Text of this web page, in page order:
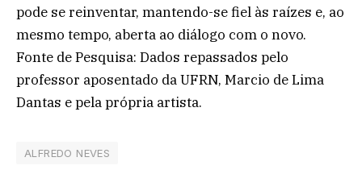
pode se reinventar, mantendo-se fiel às raízes e, ao
mesmo tempo, aberta ao diálogo com o novo.
Fonte de Pesquisa: Dados repassados pelo
professor aposentado da UFRN, Marcio de Lima
Dantas e pela própria artista.
ALFREDO NEVES